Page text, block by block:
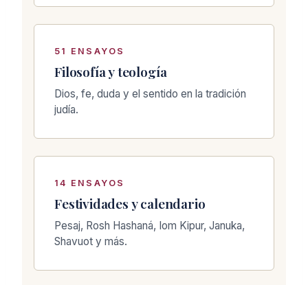
51 ENSAYOS
Filosofía y teología
Dios, fe, duda y el sentido en la tradición
judía.
14 ENSAYOS
Festividades y calendario
Pesaj, Rosh Hashaná, Iom Kipur, Januka,
Shavuot y más.